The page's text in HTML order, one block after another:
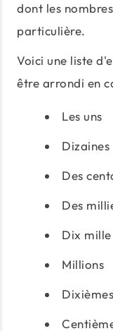
dont les
particulière.
Voici une liste
être arrondi en
Les uns
Dizaines
Des
Des
Dix mille
Millions